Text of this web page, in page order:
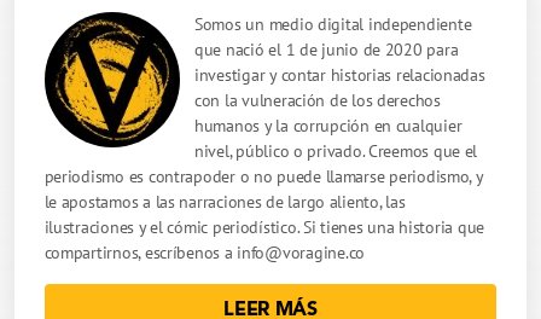
Somos un medio digital independiente
que nació el 1 de junio de 2020 para
investigar y contar historias relacionadas
con la vulneración de los derechos
humanos y la corrupción en cualquier
nivel, público o privado. Creemos que el
periodismo es contrapoder o no puede llamarse periodismo, y
le apostamos a las narraciones de largo aliento, las
ilustraciones y el cómic periodístico. Si tienes una historia que
compartirnos, escríbenos a info@voragine.co
LEER MÁS